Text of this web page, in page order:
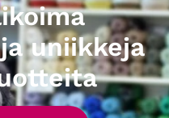
uniikkeja